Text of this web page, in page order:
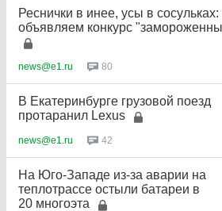
Реснички в инее, усы в сосульках:
объявляем конкурс
news@e1.ru 80
В Екатеринбурге грузовой поезд
протаранил Lexus
news@e1.ru 42
На Юго-Западе из-за аварии на
теплотрассе остыли батареи в
20 многоэта